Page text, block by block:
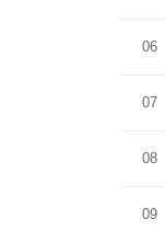
06
07
08
09